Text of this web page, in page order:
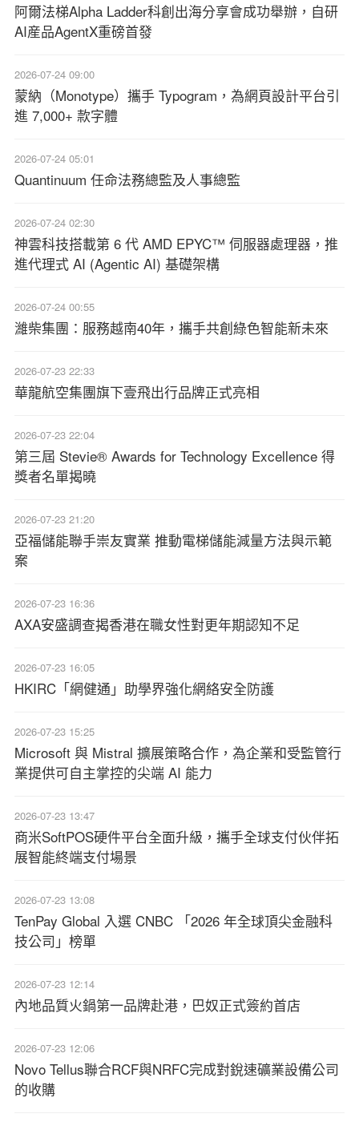
阿爾法梯Alpha Ladder科創出海分享會成功舉辦，自研
AI産品AgentX重磅首發
2026-07-24 09:00
蒙納（Monotype）攜手 Typogram，為網頁設計平台引
進 7,000+ 款字體
2026-07-24 05:01
Quantinuum 任命法務總監及人事總監
2026-07-24 02:30
神雲科技搭載第 6 代 AMD EPYC™ 伺服器處理器，推
進代理式 AI (Agentic AI) 基礎架構
2026-07-24 00:55
濰柴集團：服務越南40年，攜手共創綠色智能新未來
2026-07-23 22:33
華龍航空集團旗下壹飛出行品牌正式亮相
2026-07-23 22:04
第三屆 Stevie® Awards for Technology Excellence 得
獎者名單揭曉
2026-07-23 21:20
亞福儲能聯手崇友實業 推動電梯儲能減量方法與示範
案
2026-07-23 16:36
AXA安盛調查揭香港在職女性對更年期認知不足
2026-07-23 16:05
HKIRC「網健通」助學界強化網絡安全防護
2026-07-23 15:25
Microsoft 與 Mistral 擴展策略合作，為企業和受監管行
業提供可自主掌控的尖端 AI 能力
2026-07-23 13:47
商米SoftPOS硬件平台全面升級，攜手全球支付伙伴拓
展智能終端支付場景
2026-07-23 13:08
TenPay Global 入選 CNBC 「2026 年全球頂尖金融科
技公司」榜單
2026-07-23 12:14
內地品質火鍋第一品牌赴港，巴奴正式簽約首店
2026-07-23 12:06
Novo Tellus聯合RCF與NRFC完成對銳速礦業設備公司
的收購